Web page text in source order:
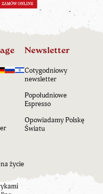
życie
Newsletter
Cotygodniowy
newsletter
Popołudniowe
Espresso
Opowiadamy Polskę
Światu